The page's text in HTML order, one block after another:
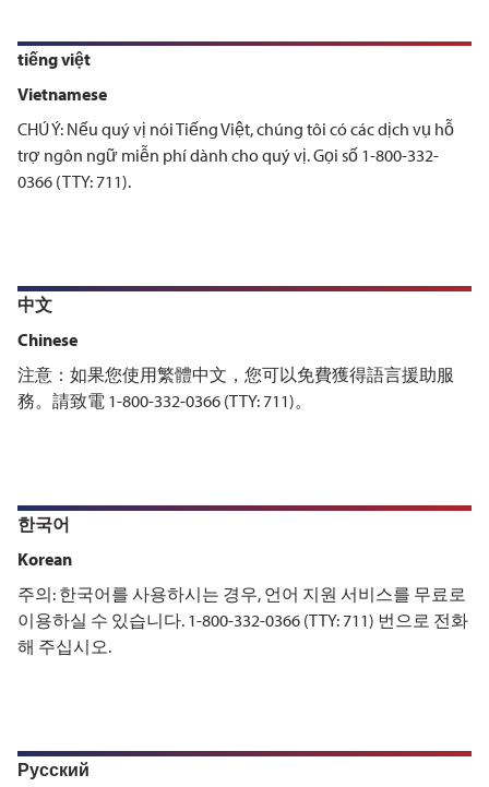
tiếng việt
Vietnamese
CHÚ Ý: Nếu quý vị nói Tiếng Việt, chúng tôi có các dịch vụ hỗ
trợ ngôn ngữ miễn phí dành cho quý vị. Gọi số 1-800-332-
0366 (TTY: 711).
中文
Chinese
注意：如果您使用繁體中文，您可以免費獲得語言援助服
務。請致電 1-800-332-0366 (TTY: 711)。
한국어
Korean
주의: 한국어를 사용하시는 경우, 언어 지원 서비스를 무료로
이용하실 수 있습니다. 1-800-332-0366 (TTY: 711) 번으로 전화
해 주십시오.
Русский